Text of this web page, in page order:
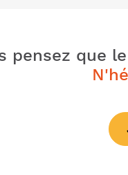
pensez que